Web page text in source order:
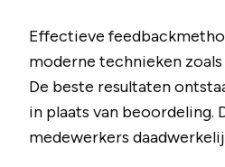
Effectieve
moderne technieken
De beste resultaten
in plaats van
medewerkers